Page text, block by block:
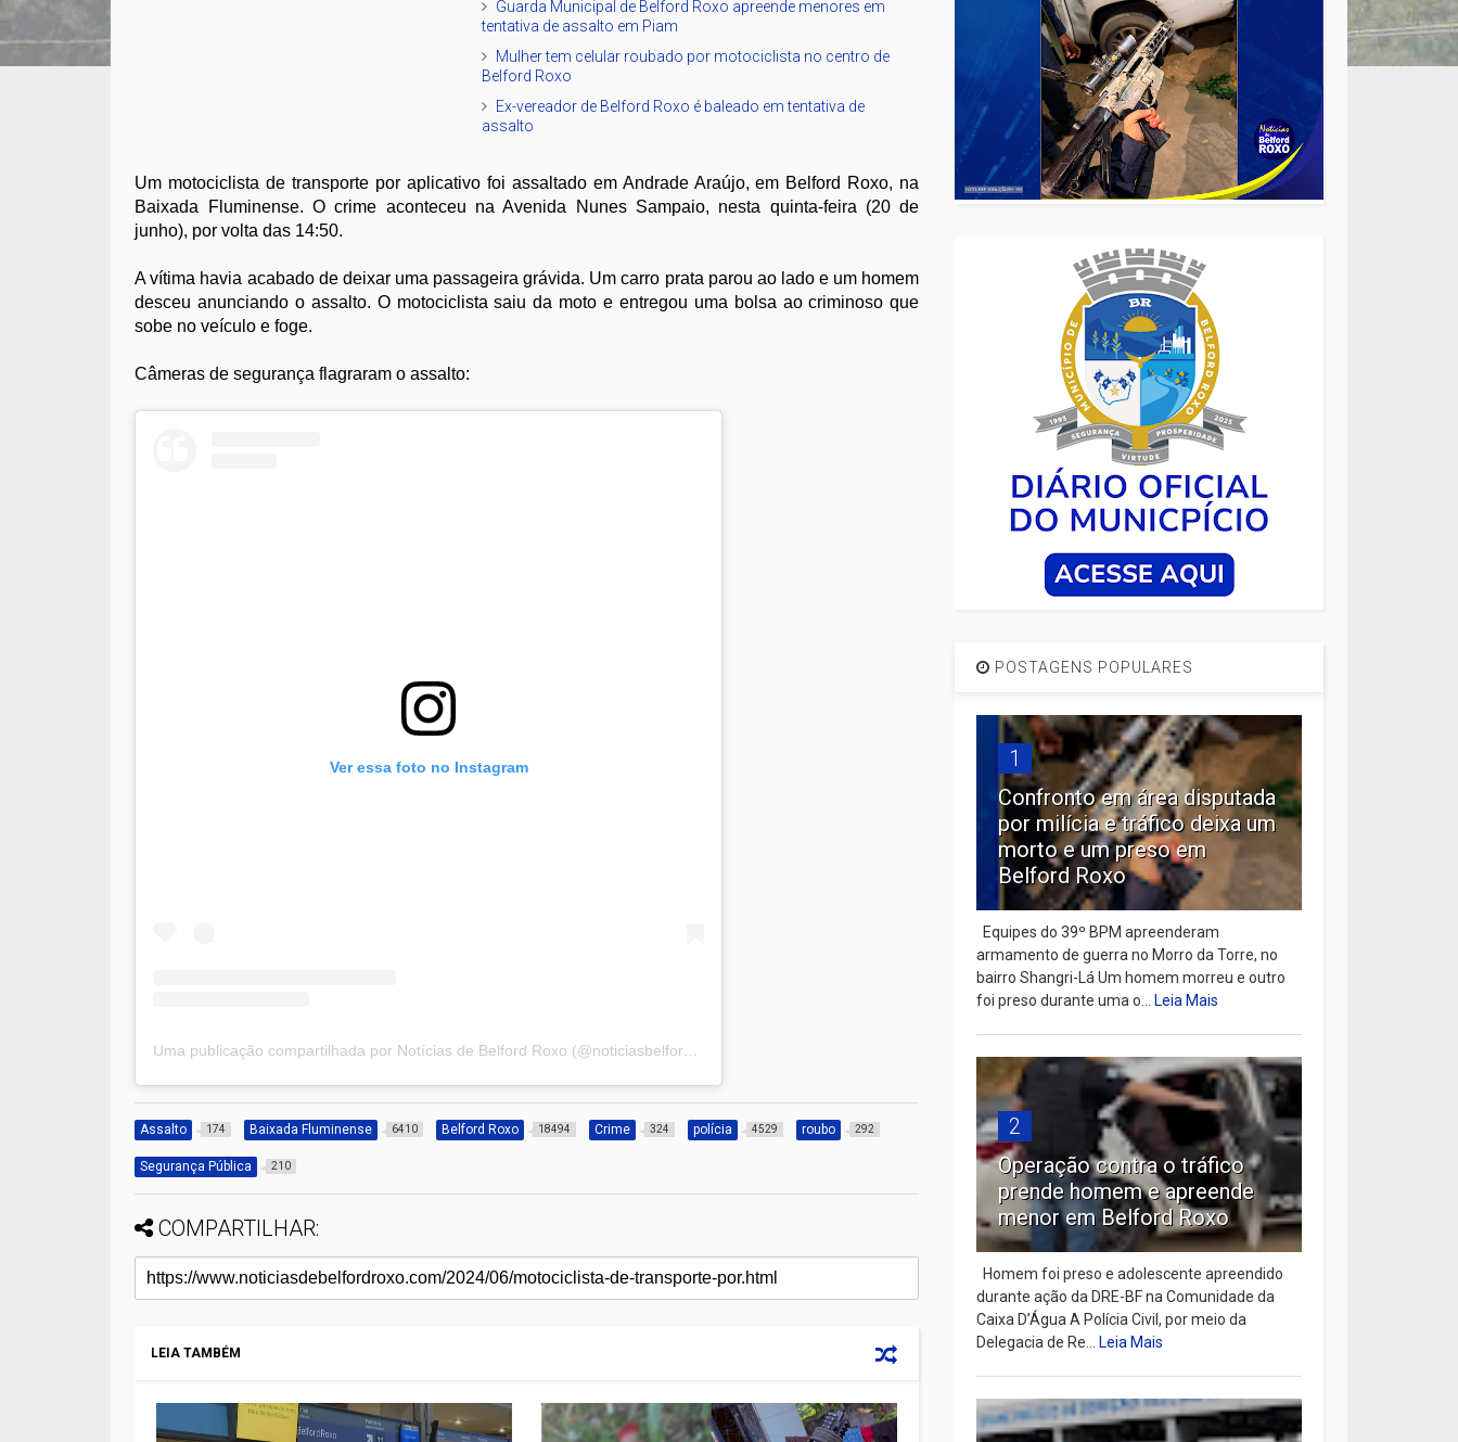
Guarda Municipal de Belford Roxo apreende menores em
tentativa de assalto em Piam
Mulher tem celular roubado por motociclista no centro de
Belford Roxo
Ex-vereador de Belford Roxo é baleado em tentativa de
assalto
Um motociclista de transporte por aplicativo foi assaltado em Andrade Araújo, em Belford Roxo, na
Baixada Fluminense. O crime aconteceu na Avenida Nunes Sampaio, nesta quinta-feira (20 de
junho), por volta das 14:50.
A vítima havia acabado de deixar uma passageira grávida. Um carro prata parou ao lado e um homem
desceu anunciando o assalto. O motociclista saiu da moto e entregou uma bolsa ao criminoso que
sobe no veículo e foge.
Câmeras de segurança flagraram o assalto:
Ver essa foto no Instagram
Uma publicação compartilhada por Notícias de Belford Roxo (@noticiasbelfordroxo)
Assalto 174 Baixada Fluminense 6410 Belford Roxo 18494 Crime 324 polícia 4529 roubo 292
Segurança Pública 210
COMPARTILHAR:
LEIA TAMBÉM
POSTAGENS POPULARES
1
Confronto em área disputada
por milícia e tráfico deixa um
morto e um preso em
Belford Roxo
Equipes do 39º BPM apreenderam
armamento de guerra no Morro da Torre, no
bairro Shangri-Lá Um homem morreu e outro
foi preso durante uma o...Leia Mais
2
Operação contra o tráfico
prende homem e apreende
menor em Belford Roxo
Homem foi preso e adolescente apreendido
durante ação da DRE-BF na Comunidade da
Caixa D’Água A Polícia Civil, por meio da
Delegacia de Re...Leia Mais